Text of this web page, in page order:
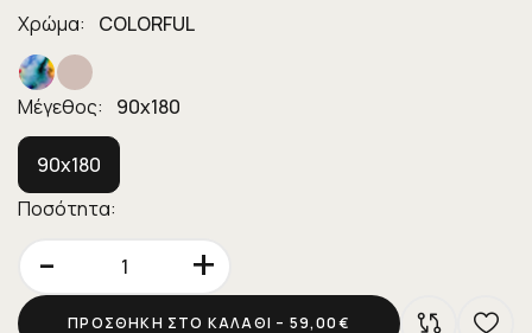
Χρώμα: COLORFUL
Μέγεθος: 90x180
90x180
Ποσότητα:
- +
ΠΡΟΣΘΉΚΗ ΣΤΟ ΚΑΛΆΘΙ – 59,00€